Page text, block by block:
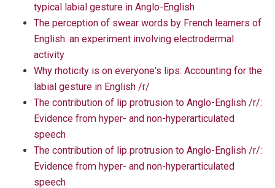
typical labial gesture in Anglo-English
The perception of swear words by French learners of
English: an experiment involving electrodermal
activity
Why rhoticity is on everyone's lips: Accounting for the
labial gesture in English /r/
The contribution of lip protrusion to Anglo-English /r/:
Evidence from hyper- and non-hyperarticulated
speech
The contribution of lip protrusion to Anglo-English /r/:
Evidence from hyper- and non-hyperarticulated
speech